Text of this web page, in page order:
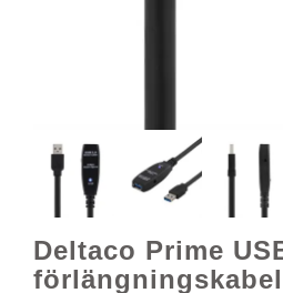
Deltaco Prime